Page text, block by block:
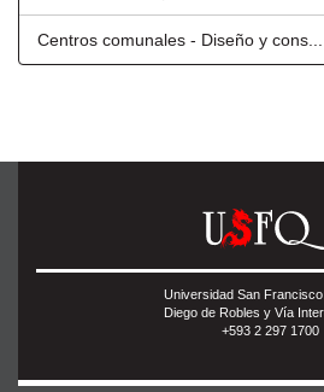
Centros comunales - Diseño y cons...
Universidad San
Diego de Robles y Vía
+593 2 297 1700